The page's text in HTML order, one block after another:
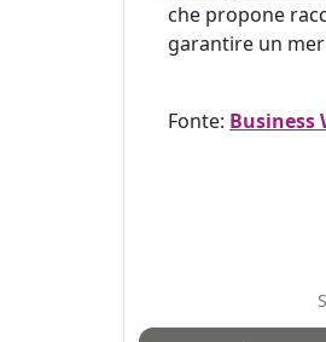
che propone
garantire un
Fonte: Business